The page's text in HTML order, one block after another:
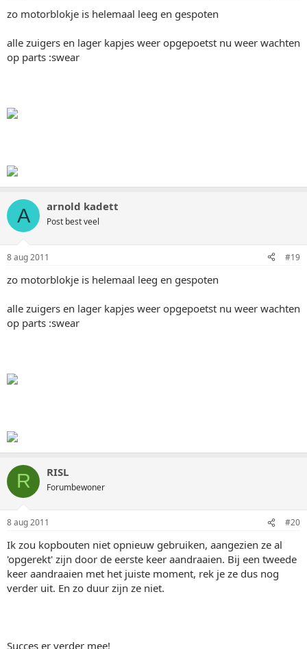
zo motorblokje is helemaal leeg en gespoten
alle zuigers en lager kapjes weer opgepoetst nu weer wachten
op parts :swear
A arnold kadett
Post best veel
8 aug 2011 #19
zo motorblokje is helemaal leeg en gespoten
alle zuigers en lager kapjes weer opgepoetst nu weer wachten
op parts :swear
R RISL
Forumbewoner
8 aug 2011 #20
Ik zou kopbouten niet opnieuw gebruiken, aangezien ze al
'opgerekt' zijn door de eerste keer aandraaien. Bij een tweede
keer aandraaien met het juiste moment, rek je ze dus nog
verder uit. En zo duur zijn ze niet.
Succes er verder mee!